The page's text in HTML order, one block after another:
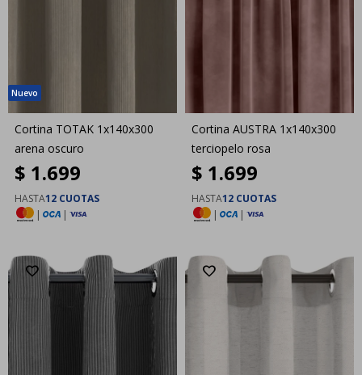
Cortina TOTAK 1x140x300
arena oscuro
$ 1.699
HASTA12 CUOTAS
|
|
Cortina AUSTRA 1x140x300
terciopelo rosa
$ 1.699
HASTA12 CUOTAS
|
|